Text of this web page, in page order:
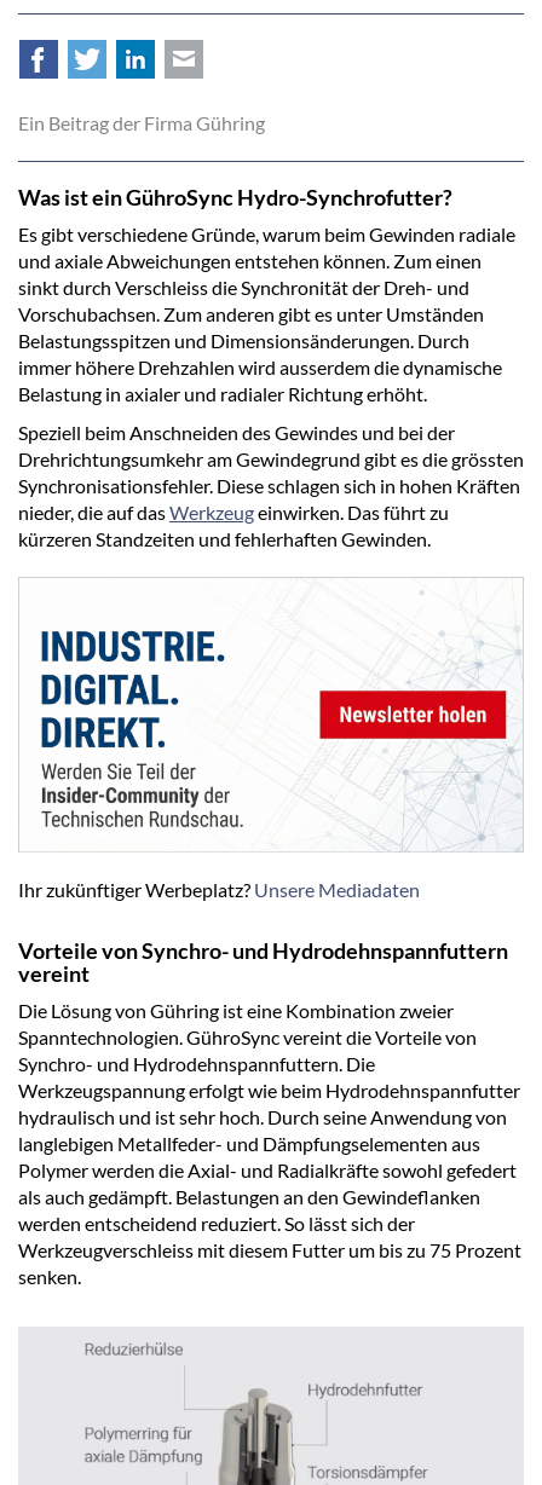
FacebookTwitter LinkedIn
Ein Beitrag der Firma Gühring
Was ist ein GühroSync Hydro-Synchrofutter?
Es gibt verschiedene Gründe, warum beim Gewinden radiale
und axiale Abweichungen entstehen können. Zum einen
sinkt durch Verschleiss die Synchronität der Dreh- und
Vorschubachsen. Zum anderen gibt es unter Umständen
Belastungsspitzen und Dimensionsänderungen. Durch
immer höhere Drehzahlen wird ausserdem die dynamische
Belastung in axialer und radialer Richtung erhöht.
Speziell beim Anschneiden des Gewindes und bei der
Drehrichtungsumkehr am Gewindegrund gibt es die grössten
Synchronisationsfehler. Diese schlagen sich in hohen Kräften
nieder, die auf dasWerkzeugeinwirken. Das führt zu
kürzeren Standzeiten und fehlerhaften Gewinden.
Ihr zukünftiger Werbeplatz? Unsere Mediadaten
Vorteile von Synchro- und Hydrodehnspannfuttern
vereint
Die Lösung von Gühring ist eine Kombination zweier
Spanntechnologien. GühroSync vereint die Vorteile von
Synchro- und Hydrodehnspannfuttern. Die
Werkzeugspannung erfolgt wie beim Hydrodehnspannfutter
hydraulisch und ist sehr hoch. Durch seine Anwendung von
langlebigen Metallfeder- und Dämpfungselementen aus
Polymer werden die Axial- und Radialkräfte sowohl gefedert
als auch gedämpft. Belastungen an den Gewindeflanken
werden entscheidend reduziert. So lässt sich der
Werkzeugverschleiss mit diesem Futter um bis zu 75 Prozent
senken.